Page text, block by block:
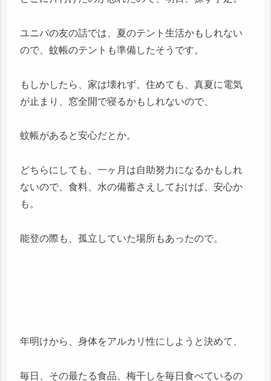
ユニバの友の話では、夏のテント生活かもしれない
ので、蚊帳のテントも準備したそうです。
もしかしたら、家は壊れず、住めても、真夏に電気
が止まり、窓全開で寝るかもしれないので、
蚊帳があると安心だとか。
どちらにしても、一ヶ月は自助努力になるかもしれ
ないので、食料、水の備蓄さえしておけば、安心か
も。
能登の際も、孤立していた場所もあったので。
年明けから、身体をアルカリ性にしようと決めて、
毎日、その最たる食品、梅干しを毎日食べているの